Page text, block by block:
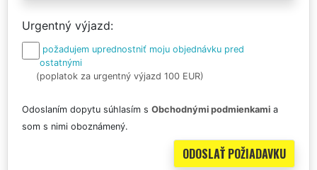
Urgentný výjazd
požadujem uprednostniť moju objednávku pred
ostatnými
(poplatok za urgentný výjazd 100 EUR)
Odoslaním dopytu súhlasím s Obchodnými podmienkami a
som s nimi oboznámený.